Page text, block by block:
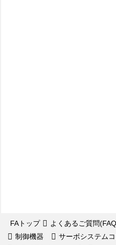
FAトップ よくあるご質問
制御機器
サーボシステム